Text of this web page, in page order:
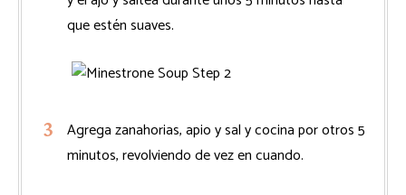
que estén suaves.
Agrega zanahorias, apio y sal y cocina por otros 5
minutos, revolviendo de vez en cuando.